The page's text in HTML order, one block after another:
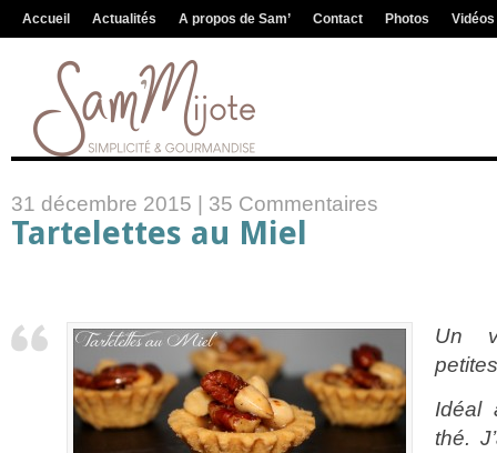
Accueil Actualités A propos de Sam’ Contact Photos Vidéos
31 décembre 2015 | 35 Commentaires
Tartelettes au Miel
Un
Idéal
thé.